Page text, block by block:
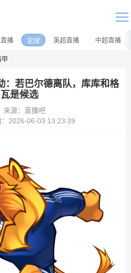
播 足球 英超直播 中超直播
甲
：若巴尔德离队，库库和格
瓦是候选
来源：直播吧
：2026-06-03 13:23:39